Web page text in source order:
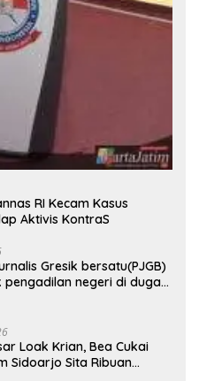
RI Kecam Kasus
Aktivis KontraS
Gresik bersatu(PJGB)
pengadilan negeri di duga
Loak Krian, Bea Cukai
Sidoarjo Sita Ribuan